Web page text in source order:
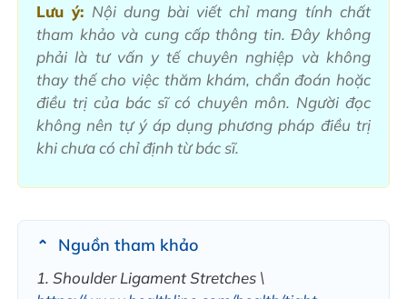
Lưu ý: Nội dung bài viết chỉ mang tính chất
tham khảo và cung cấp thông tin. Đây không
phải là tư vấn y tế chuyên nghiệp và không
thay thế cho việc thăm khám, chẩn đoán hoặc
điều trị của bác sĩ có chuyên môn. Người đọc
không nên tự ý áp dụng phương pháp điều trị
khi chưa có chỉ định từ bác sĩ.
Nguồn tham khảo
1. Shoulder Ligament Stretches \